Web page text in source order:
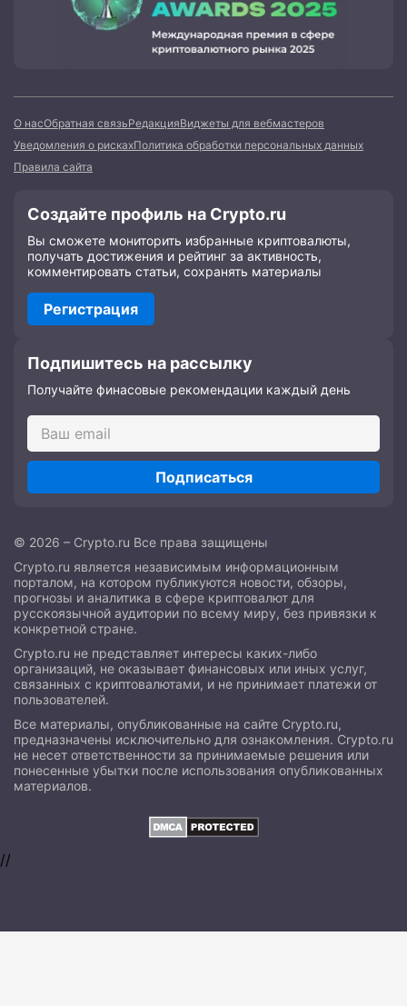
О насОбратная связьРедакцияВиджеты для вебмастеров
Уведомления о рискахПолитика обработки персональных данных
Правила сайта
Создайте профиль на Crypto.ru
Вы сможете мониторить избранные криптовалюты,
получать достижения и рейтинг за активность,
комментировать статьи, сохранять материалы
Регистрация
Подпишитесь на рассылку
Получайте финасовые рекомендации каждый день
Подписаться
© 2026 – Crypto.ru Все права защищены
Crypto.ru является независимым информационным
порталом, на котором публикуются новости, обзоры,
прогнозы и аналитика в сфере криптовалют для
русскоязычной аудитории по всему миру, без привязки к
конкретной стране.
Crypto.ru не представляет интересы каких-либо
организаций, не оказывает финансовых или иных услуг,
связанных с криптовалютами, и не принимает платежи от
пользователей.
Все материалы, опубликованные на сайте Crypto.ru,
предназначены исключительно для ознакомления. Crypto.ru
не несет ответственности за принимаемые решения или
понесенные убытки после использования опубликованных
материалов.
//